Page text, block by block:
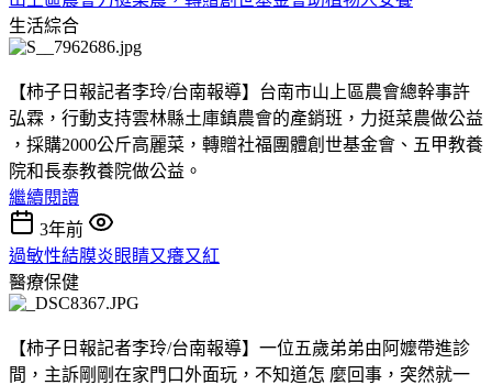
生活綜合
【柿子日報記者李玲/台南報導】台南市山上區農會總幹事許
弘霖，行動支持雲林縣土庫鎮農會的產銷班，力挺菜農做公益
，採購2000公斤高麗菜，轉贈社福團體創世基金會、五甲教養
院和長泰教養院做公益。
繼續閱讀
3年前
過敏性結膜炎眼睛又癢又紅
醫療保健
【柿子日報記者李玲/台南報導】一位五歲弟弟由阿嬤帶進診
間，主訴剛剛在家門口外面玩，不知道怎 麼回事，突然就一